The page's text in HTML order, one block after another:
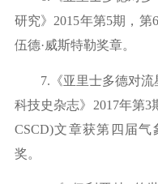
研究》2015年第5期，第
伍德·威斯特勒奖章。
7.《亚里士多德对
科技史杂志》2017年第3
CSCD)文章获第四届
奖。